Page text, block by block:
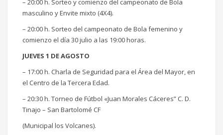
– 20:00 h. Sorteo y comienzo del campeonato de Bola
masculino y Envite mixto (4X4).
– 20:00 h. Sorteo del campeonato de Bola femenino y
comienzo el día 30 julio a las 19:00 horas.
JUEVES 1 DE AGOSTO
– 17:00 h. Charla de Seguridad para el Área del Mayor, en
el Centro de la Tercera Edad.
– 20:30 h. Torneo de Fútbol «Juan Morales Cáceres” C. D.
Tinajo – San Bartolomé CF
(Municipal los Volcanes).